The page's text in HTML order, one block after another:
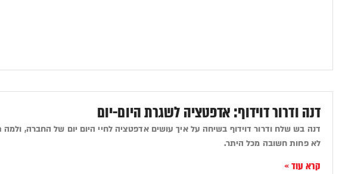
דנה ודרור דוידוף: אדפטציה לשגרת היום-יום
דנה בש שלח ודרור דוידוף בשיחה על איך עושים אדפטציה לחיי היום יום של החברה,
לא פחות חשובה מכל היתר.
קרא עוד »